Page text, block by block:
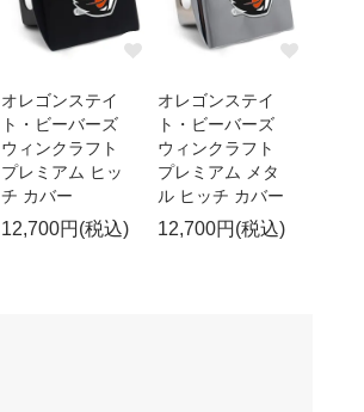
オレゴンステイ
ト・ビーバーズ
ウィンクラフト
プレミアム ヒッ
チ カバー
12,700円(税込)
オレゴンステイ
ト・ビーバーズ
ウィンクラフト
プレミアム メタ
ル ヒッチ カバー
12,700円(税込)